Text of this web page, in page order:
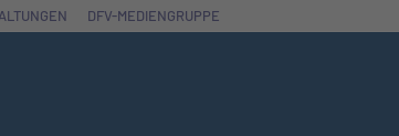
DFV-MEDIENGRUPPE